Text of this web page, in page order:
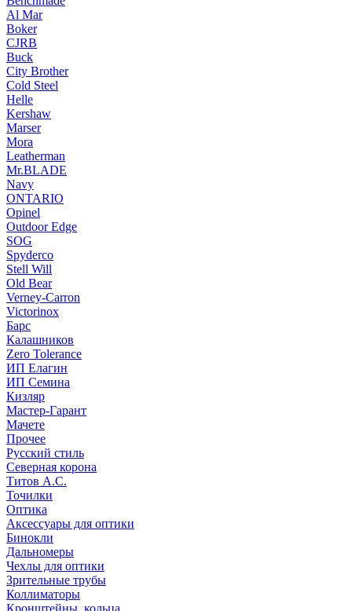
Al Mar
Boker
CJRB
Buck
City Brother
Cold Steel
Helle
Kershaw
Marser
Mora
Leatherman
Mr.BLADE
Navy
ONTARIO
Opinel
Outdoor Edge
SOG
Spyderco
Stell Will
Old Bear
Verney-Carron
Victorinox
Барс
Калашников
Zero Tolerance
ИП Елагин
ИП Семина
Кизляр
Мастер-Гарант
Мачете
Прочее
Русский стиль
Северная корона
Титов А.С.
Точилки
Оптика
Аксессуары для оптики
Бинокли
Дальномеры
Чехлы для оптики
Зрительные трубы
Коллиматоры
Кронштейны, кольца